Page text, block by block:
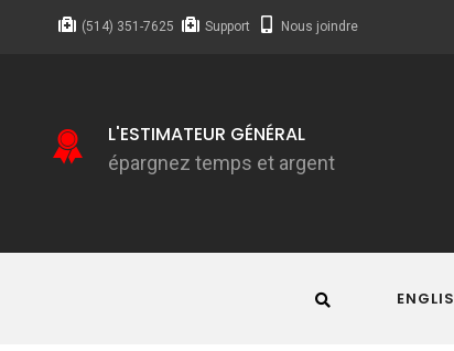
(514) 351-7625 Support Nous joindre
L'ESTIMATEUR GÉNÉRAL
épargnez temps et argent